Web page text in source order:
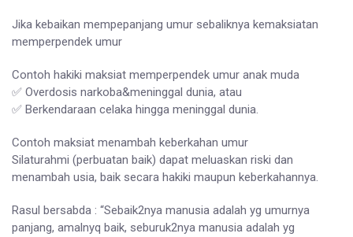
Jika kebaikan mempepanjang umur sebaliknya kemaksiatan
memperpendek umur
Contoh hakiki maksiat memperpendek umur anak muda
✅ Overdosis narkoba&meninggal dunia, atau
✅ Berkendaraan celaka hingga meninggal dunia.
Contoh maksiat menambah keberkahan umur
Silaturahmi (perbuatan baik) dapat meluaskan riski dan
menambah usia, baik secara hakiki maupun keberkahannya.
Rasul bersabda : “Sebaik2nya manusia adalah yg umurnya
panjang, amalnyq baik, seburuk2nya manusia adalah yg